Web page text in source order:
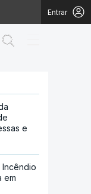
Entrar
e
Incêndio
em